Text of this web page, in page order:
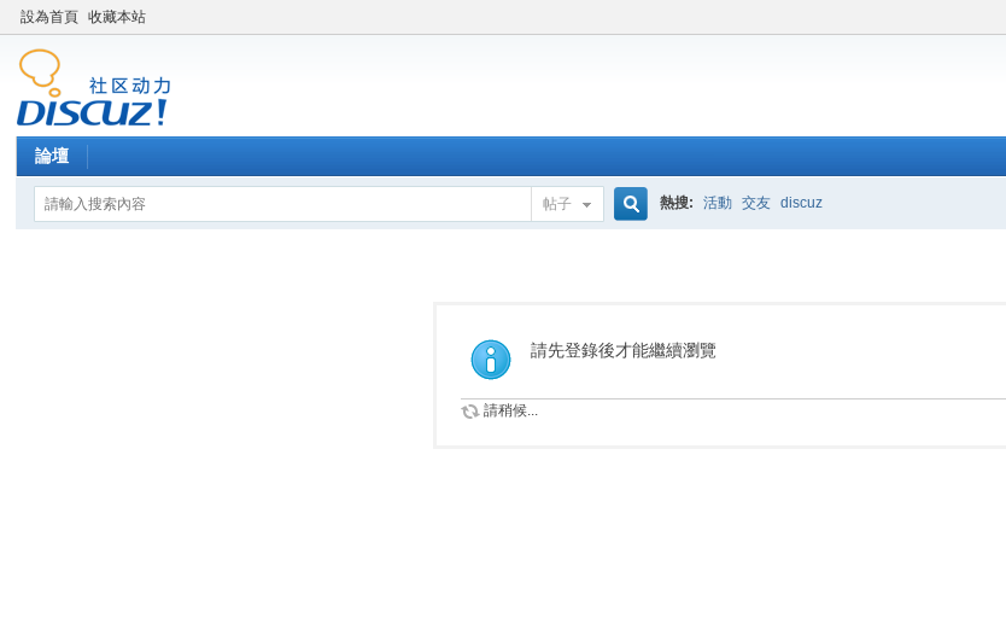
設為首頁 收藏本站
論壇
帖子
索
熱搜: 活動 交友 discuz
請先登錄後才能繼續瀏覽
請稍候...